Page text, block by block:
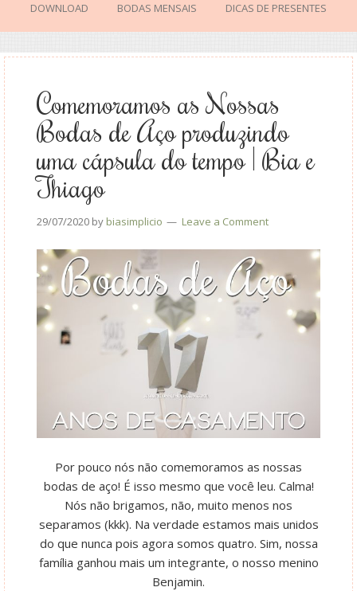
DOWNLOAD BODAS MENSAIS DICAS DE PRESENTES
Comemoramos as Nossas
Bodas de Aço produzindo
uma cápsula do tempo | Bia e
Thiago
29/07/2020 by biasimplicio Leave a Comment
Por pouco nós não comemoramos as nossas
bodas de aço! É isso mesmo que você leu. Calma!
Nós não brigamos, não, muito menos nos
separamos (kkk). Na verdade estamos mais unidos
do que nunca pois agora somos quatro. Sim, nossa
família ganhou mais um integrante, o nosso menino
Benjamin.